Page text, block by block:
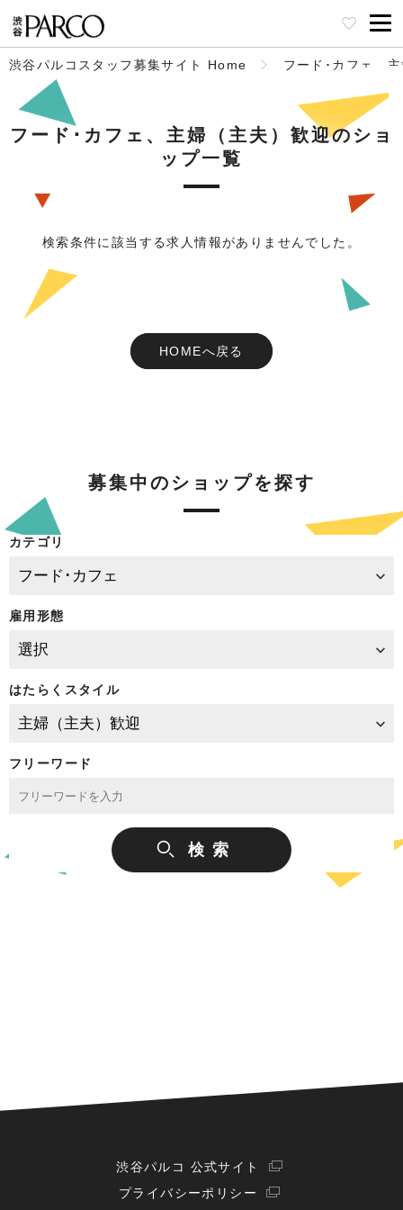
渋谷パルコスタッフ募集サイト Home フード･カフェ、
フード･カフェ、主婦（主夫）歓迎のショ
ップ一覧
検索条件に該当する求人情報がありませんでした。
HOMEへ戻る
募集中のショップを探す
カテゴリ
雇用形態
はたらくスタイル
フリーワード
渋谷パルコ 公式サイト
プライバシーポリシー